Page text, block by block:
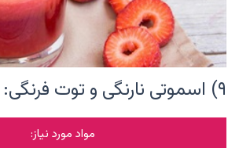
۹) اسموتی نارنگی و توت فرنگی:
مواد مورد نیاز: